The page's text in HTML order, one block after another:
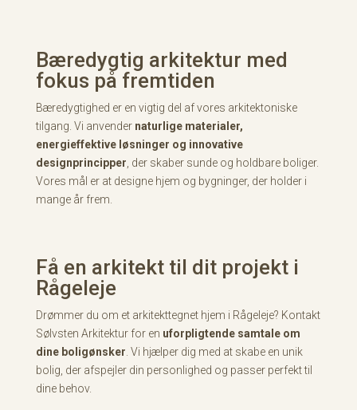
Bæredygtig arkitektur med
fokus på fremtiden
Bæredygtighed er en vigtig del af vores arkitektoniske
tilgang. Vi anvender naturlige materialer,
energieffektive løsninger og innovative
designprincipper , der skaber sunde og holdbare boliger.
Vores mål er at designe hjem og bygninger, der holder i
mange år frem.
Få en arkitekt til dit projekt i
Rågeleje
Drømmer du om et arkitekttegnet hjem i Rågeleje? Kontakt
Sølvsten Arkitektur for en uforpligtende samtale om
dine boligønsker . Vi hjælper dig med at skabe en unik
bolig, der afspejler din personlighed og passer perfekt til
dine behov.